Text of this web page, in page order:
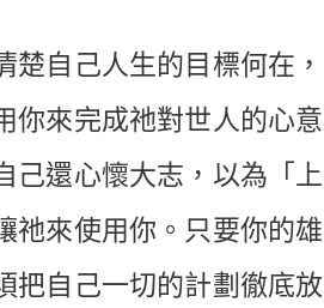
楚自己人生的目標何在
你來完成祂對世人的心
己還心懷大志，以為「
祂來使用你。只要你的
把自己一切的計劃徹底